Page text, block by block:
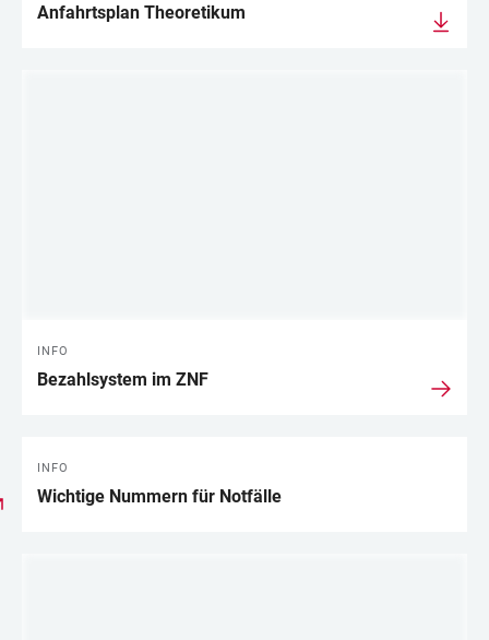
Anfahrtsplan Theoretikum
INFO
Bezahlsystem im ZNF
INFO
Wichtige Nummern für Notfälle